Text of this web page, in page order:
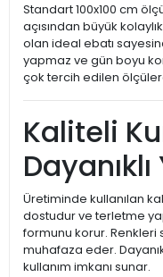
Standart 100x100 cm
açısından büyük
olan ideal ebatı
yapmaz ve gün boyu
çok tercih edilen
Kaliteli
Dayanıklı
Üretiminde kullanılan
dostudur ve terletme
formunu korur. Renkleri
muhafaza eder.
kullanım imkanı sunar.